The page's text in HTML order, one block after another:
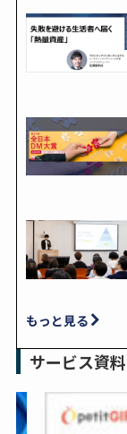
もっと見る
サービス資